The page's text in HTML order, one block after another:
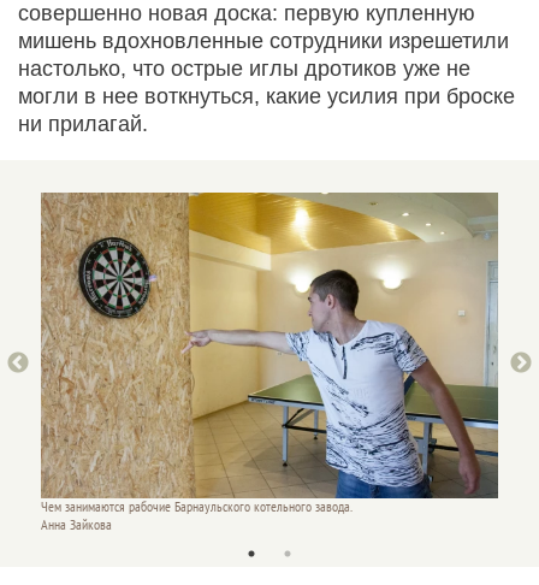
совершенно новая доска: первую купленную
мишень вдохновленные сотрудники изрешетили
настолько, что острые иглы дротиков уже не
могли в нее воткнуться, какие усилия при броске
ни прилагай.
Чем занимаются рабочие Барнаульского котельного завода.
Анна Зайкова